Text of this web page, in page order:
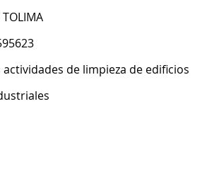
TOLIMA
actividades de limpieza de edificios